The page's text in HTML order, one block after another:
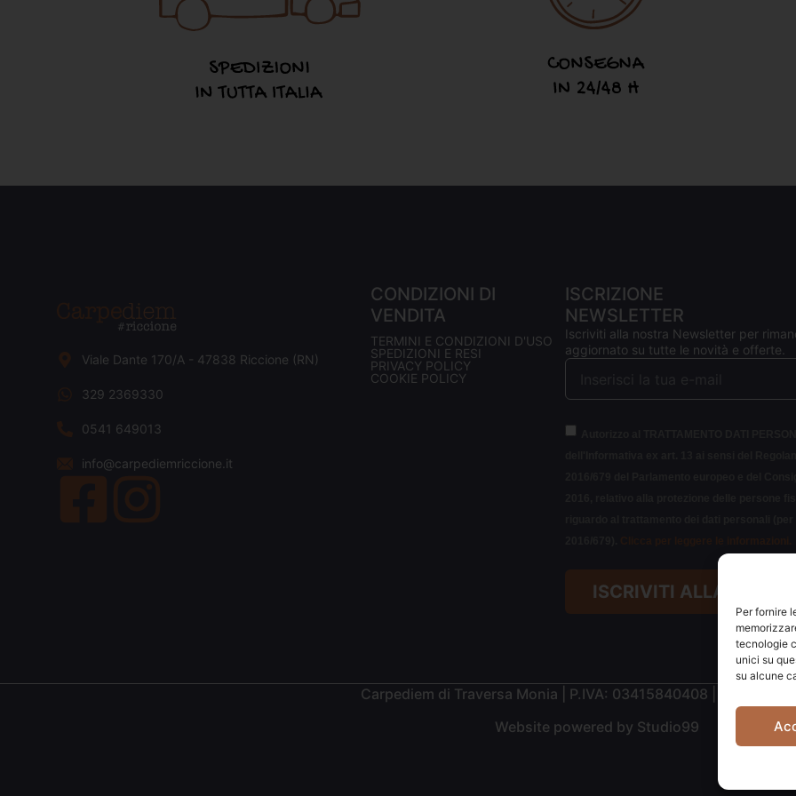
Per fornire
tecnologie
unici su
su alcune
Viale Dante 170/A - 47838 Riccione (RN)
329 2369330
0541 649013
info@carpediemriccione.it
CONDIZIONI DI
VENDITA
TERMINI E CONDIZIONI D'USO
SPEDIZIONI E RESI
PRIVACY POLICY
COOKIE POLICY
ISCRIZIONE
NEWSLETTER
Iscriviti alla nostra Newsletter per
aggiornato su tutte le novità e offerte.
ISCRIVITI ALLA
Carpediem di Traversa Monia | P.IVA: 03415840408 | REA: RN-
Website powered by Studio99